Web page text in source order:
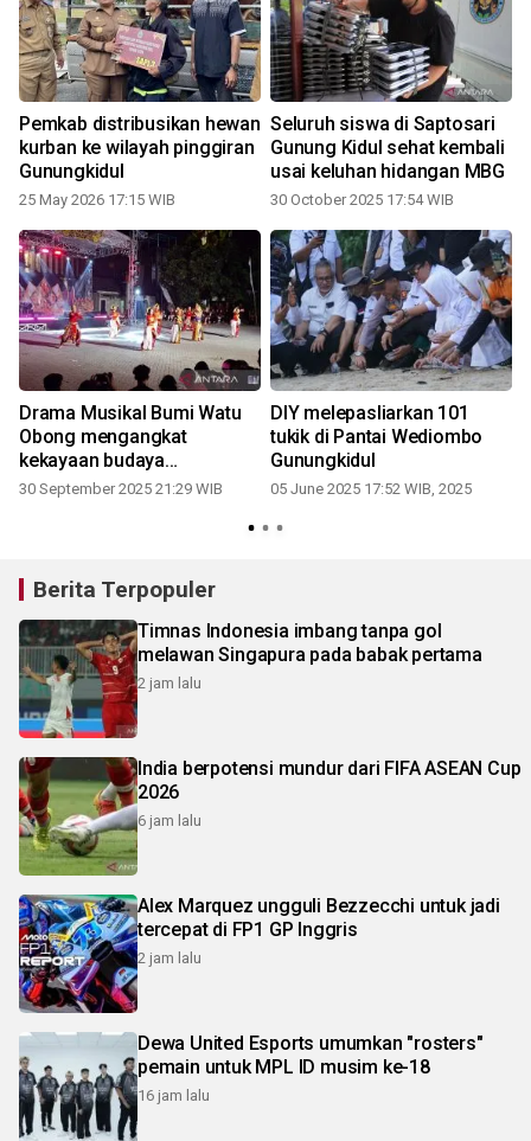
Pemkab distribusikan hewan
kurban ke wilayah pinggiran
Gunungkidul
25 May 2026 17:15 WIB
Seluruh siswa di Saptosari
Gunung Kidul sehat kembali
usai keluhan hidangan MBG
30 October 2025 17:54 WIB
Drama Musikal Bumi Watu
Obong mengangkat
kekayaan budaya
Gunungkidul
30 September 2025 21:29 WIB
DIY melepasliarkan 101
tukik di Pantai Wediombo
Gunungkidul
05 June 2025 17:52 WIB, 2025
Berita Terpopuler
Timnas Indonesia imbang tanpa gol
melawan Singapura pada babak pertama
2 jam lalu
India berpotensi mundur dari FIFA ASEAN Cup
2026
6 jam lalu
Alex Marquez ungguli Bezzecchi untuk jadi
tercepat di FP1 GP Inggris
2 jam lalu
Dewa United Esports umumkan "rosters"
pemain untuk MPL ID musim ke-18
16 jam lalu